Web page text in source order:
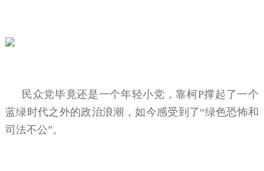
民众党毕竟还是一个年轻小党，靠柯P撑起了一个
蓝绿时代之外的政治浪潮，如今感受到了“绿色恐怖和
司法不公”。